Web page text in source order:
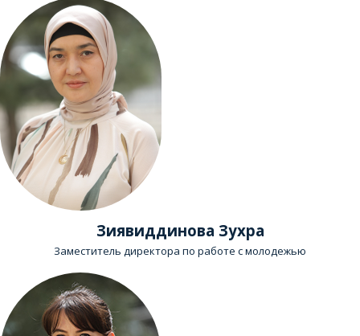
Зиявиддинова Зухра
Заместитель директора по работе с молодежью